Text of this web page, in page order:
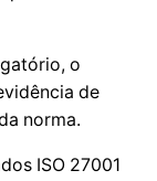
o
de
norma.
ISO 27001